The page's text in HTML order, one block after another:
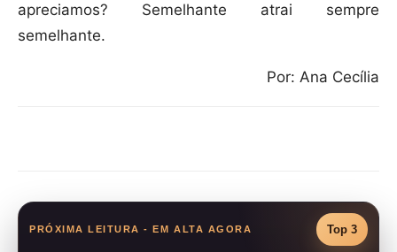
apreciamos? Semelhante atrai sempre
semelhante.
Por: Ana Cecília
PRÓXIMA LEITURA - EM ALTA AGORA Top 3